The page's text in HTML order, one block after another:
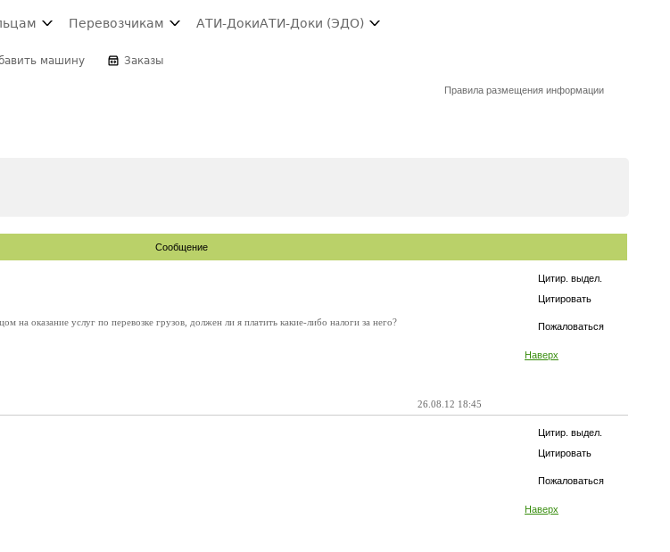
Перевозчикам АТИ-ДокиАТИ-Доки (ЭДО)
машину Заказы
Правила размещения информации
Сообщение
Цитир. выдел.
Цитировать
Пожаловаться
Наверх
на оказание услуг по перевозке грузов, должен ли я платить какие-либо налоги за него?
26.08.12 18:45
Цитир. выдел.
Цитировать
Пожаловаться
Наверх